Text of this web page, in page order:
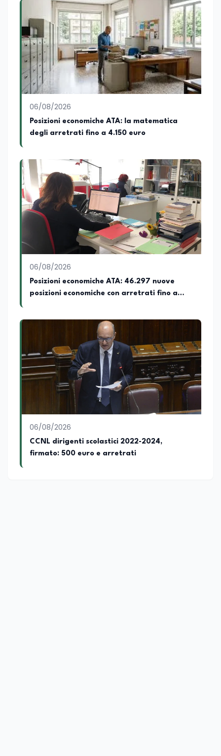
06/08/2026
Posizioni economiche ATA: la matematica
degli arretrati fino a 4.150 euro
06/08/2026
Posizioni economiche ATA: 46.297 nuove
posizioni economiche con arretrati fino a
06/08/2026
CCNL dirigenti scolastici 2022-2024,
firmato: 500 euro e arretrati